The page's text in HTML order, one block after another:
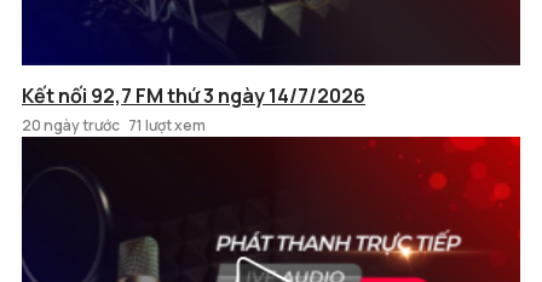
Kết nối 92,7 FM thứ 3 ngày 14/7/2026
20 ngày trước 71 lượt xem